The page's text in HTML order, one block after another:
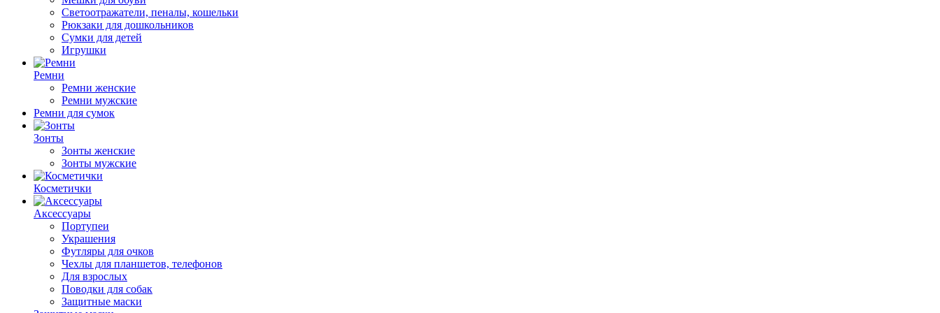
Светоотражатели, пеналы, кошельки
Рюкзаки для дошкольников
Сумки для детей
Игрушки
Ремни
Ремни женские
Ремни мужские
Ремни для сумок
Зонты
Зонты женские
Зонты мужские
Косметички
Аксессуары
Портупеи
Украшения
Футляры для очков
Чехлы для планшетов, телефонов
Для взрослых
Поводки для собак
Защитные маски